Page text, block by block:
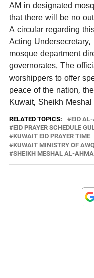
AM in designated
that there will be no
A circular regarding
Acting
mosque department
governorates. The
worshippers to offer
peace of the nation,
Kuwait, Sheikh
RELATED TOPICS:
EID
EID PRAYER SCHEDULE
KUWAIT EID PRAYER TIME
KUWAIT MINISTRY OF
SHEIKH MESHAL AL-